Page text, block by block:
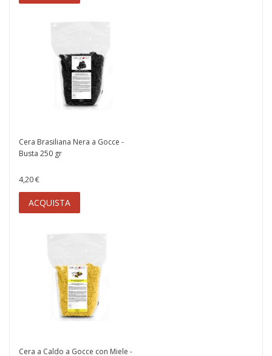
Cera Brasiliana Nera a Gocce -
Busta 250 gr
4,20 €
ACQUISTA
Cera a Caldo a Gocce con Miele -